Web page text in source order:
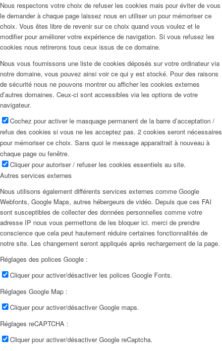
Nous respectons votre choix de refuser les cookies mais pour éviter de vous
le demander à chaque page laissez nous en utiliser un pour mémoriser ce
choix. Vous êtes libre de revenir sur ce choix quand vous voulez et le
modifier pour améliorer votre expérience de navigation. Si vous refusez les
cookies nous retirerons tous ceux issus de ce domaine.
Nous vous fournissons une liste de cookies déposés sur votre ordinateur via
notre domaine, vous pouvez ainsi voir ce qui y est stocké. Pour des raisons
de sécurité nous ne pouvons montrer ou afficher les cookies externes
d’autres domaines. Ceux-ci sont accessibles via les options de votre
navigateur.
Cochez pour activer le masquage permanent de la barre d’acceptation /
refus des cookies si vous ne les acceptez pas. 2 cookies seront nécessaires
pour mémoriser ce choix. Sans quoi le message apparaitrait à nouveau à
chaque page ou fenêtre.
Cliquer pour autoriser / refuser les cookies essentiels au site.
Autres services externes
Nous utilisons également différents services externes comme Google
Webfonts, Google Maps, autres hébergeurs de vidéo. Depuis que ces FAI
sont susceptibles de collecter des données personnelles comme votre
adresse IP nous vous permettons de les bloquer ici. merci de prendre
conscience que cela peut hautement réduire certaines fonctionnalités de
notre site. Les changement seront appliqués après rechargement de la page.
Réglages des polices Google :
Cliquer pour activer/désactiver les polices Google Fonts.
Réglages Google Map :
Cliquer pour activer/désactiver Google maps.
Réglages reCAPTCHA :
Cliquer pour activer/désactiver Google reCaptcha.